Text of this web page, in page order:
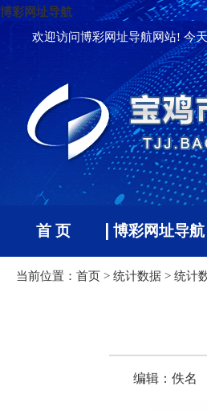
博彩网址导航
欢迎访问博彩网址导航网站! 今
首 页 博彩网址导航
当前位置： 首页 > 统计数据 > 统计
编辑：佚名